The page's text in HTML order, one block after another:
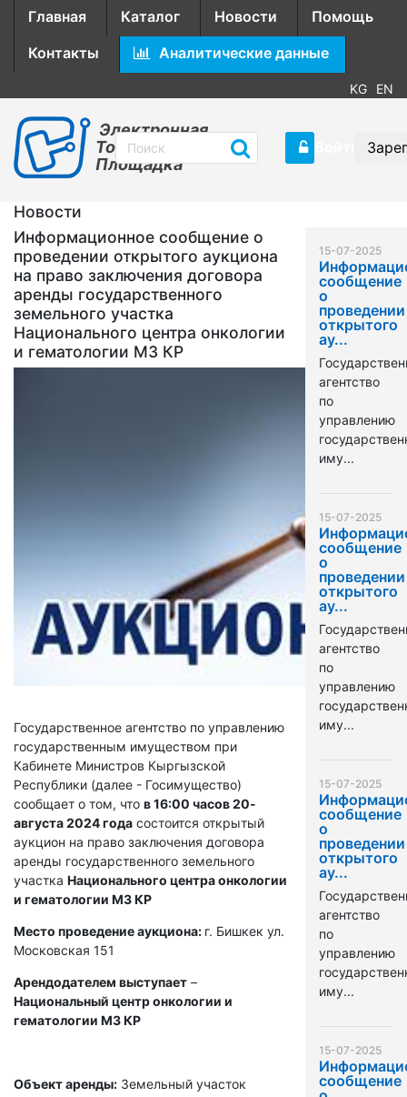
Главная Каталог Новости
Помощь
Контакты
Аналитические данные
KG EN
Электронная
Торговая
Площадка
Новости
Информационное сообщение о
проведении открытого аукциона
на право заключения договора
аренды государственного
земельного участка
Национального центра онкологии
и гематологии МЗ КР
Государственное агентство по управлению
государственным имуществом при
Кабинете Министров Кыргызской
Республики (далее - Госимущество)
сообщает о том, что в 16:00 часов 20-
августа 2024 года состоится открытый
аукцион на право заключения договора
аренды государственного земельного
участка Национального центра онкологии
и гематологии МЗ КР
Место проведение аукциона: г. Бишкек ул.
Московская 151
Арендодателем выступает –
Национальный центр онкологии и
гематологии МЗ КР
Объект аренды: Земельный участок
15-07-2025
сообщение
о
проведении
открытого
ау...
агентство
по
управлению
иму...
15-07-2025
сообщение
о
проведении
открытого
ау...
агентство
по
управлению
иму...
15-07-2025
сообщение
о
проведении
открытого
ау...
агентство
по
управлению
иму...
15-07-2025
сообщение